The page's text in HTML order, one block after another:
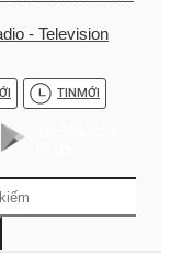
- Television
TINMỚI